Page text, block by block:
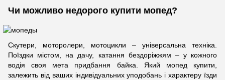
Чи можливо недорого купити мопед?
Скутери, моторолери, мотоцикли – універсальна техніка.
Поїздки містом, на дачу, катання бездоріжжям – у кожного
водія своя мета придбання байка. Який мопед купити,
залежить від ваших індивідуальних уподобань і характеру їзди